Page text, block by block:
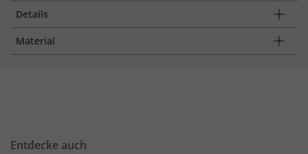
Details
Material
Entdecke auch